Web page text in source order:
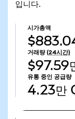
입니다.
시가총액
거래량 (24시간)
$97.59
유통 중인 공급량
4.23만